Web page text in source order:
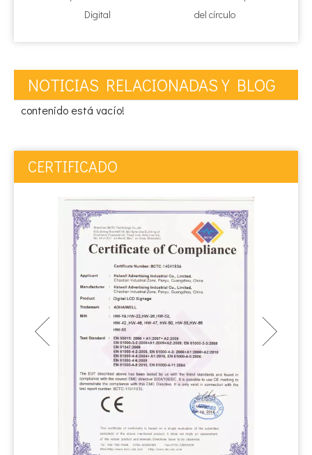
Digital
del círculo
NOTICIAS RELACIONADAS Y BLOG
contenido está vacío!
CERTIFICADO